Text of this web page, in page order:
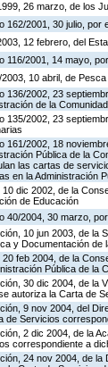
26 marzo, de los
162/2001, 30 julio, por
12 febrero, del
116/2001, 14 mayo,
2003, 10 abril, de
136/2002, 23
de la
135/2002, 23
161/2002, 18
Pública de la
las cartas de
en la Administración
dic 2002, de la
de Educación
40/2004, 30 marzo,
10 jun 2003, de la
y Documentación
20 feb 2004, de la
Pública de la
30 dic 2004, de la
autoriza la Carta de
9 nov 2004, del
de Servicios
2 dic 2004, de la
correspondiente a
24 nov 2004, de